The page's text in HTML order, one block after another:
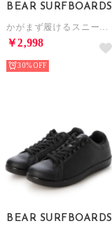
BEAR SURFBOARDS
かがまず履けるスニーカー （GRAY）
￥2,998
30%
BEAR SURFBOARDS